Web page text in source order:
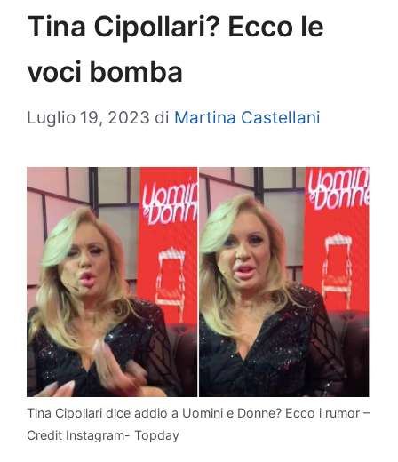
Tina Cipollari? Ecco le
voci bomba
Luglio 19, 2023 di Martina Castellani
Tina Cipollari dice addio a Uomini e Donne? Ecco i rumor –
Credit Instagram- Topday